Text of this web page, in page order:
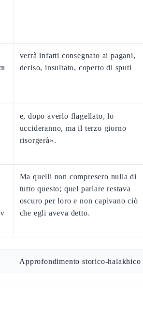
verrà infatti consegnato ai pagani,
deriso, insultato, coperto di sputi
e, dopo averlo flagellato, lo
uccideranno, ma il terzo giorno
risorgerà».
Ma quelli non compresero nulla di
tutto questo; quel parlare restava
oscuro per loro e non capivano ciò
che egli aveva detto.
Approfondimento storico-halakhico